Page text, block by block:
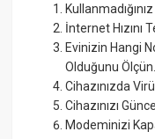
İnternet Hızını
Evinizin Hangi
Olduğunu Ölçün.
Cihazınızda
Cihazınızı
Modeminizi